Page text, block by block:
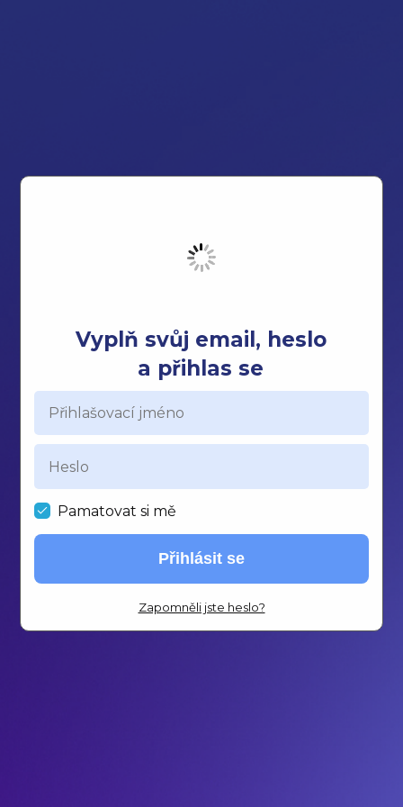
Vyplň svůj email, heslo
a přihlas se
Pamatovat si mě
Přihlásit se
Zapomněli jste heslo?